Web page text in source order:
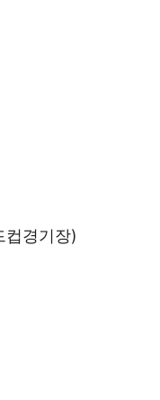
컵경기장)